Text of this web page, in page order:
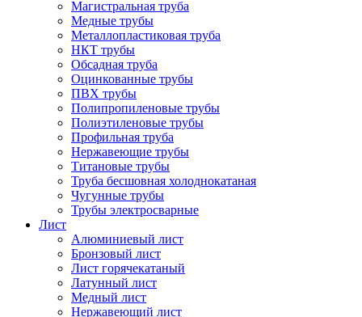
Магистральная труба
Медные трубы
Металлопластиковая труба
НКТ трубы
Обсадная труба
Оцинкованные трубы
ПВХ трубы
Полипропиленовые трубы
Полиэтиленовые трубы
Профильная труба
Нержавеющие трубы
Титановые трубы
Труба бесшовная холоднокатаная
Чугунные трубы
Трубы электросварные
Лист
Алюминиевый лист
Бронзовый лист
Лист горячекатаный
Латунный лист
Медный лист
Нержавеющий лист